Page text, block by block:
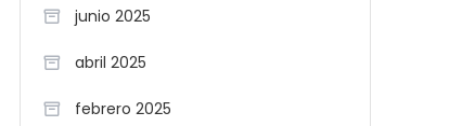
junio 2025
abril 2025
febrero 2025